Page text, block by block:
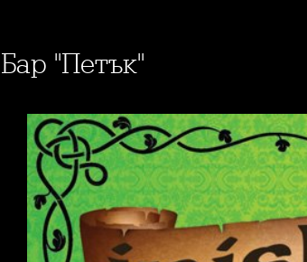
Бар "Петък"